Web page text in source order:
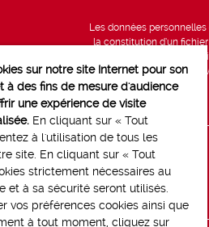
Les données
la constitution d’un
vous bénéficiez d’un
données, que vous
Line up
Contact
sur notre site Internet pour son
à des fins de mesure d'audience
une expérience de visite
En cliquant sur « Tout
à l'utilisation de tous les
site. En cliquant sur « Tout
strictement nécessaires au
et à sa sécurité seront utilisés.
vos préférences cookies ainsi que
à tout moment, cliquez sur